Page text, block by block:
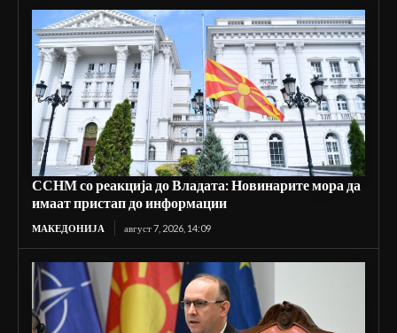
ССНМ со реакција до Владата: Новинарите мора да
имаат пристап до информации
МАКЕДОНИЈА август 7, 2026, 14:09